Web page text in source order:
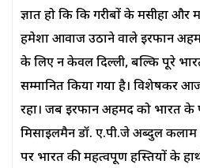
ज्ञात हो कि कि गरीबों के मसीहा
हमेशा आवाज उठाने वाले इरफान
के लिए न केवल दिल्ली, बल्कि पूरे
सम्मानित किया गया है। विशेषकर
रहा। जब इरफान अहमद को भारत के
मिसाइलमैन डॉ. ए.पी.जे अब्दुल
पर भारत की महत्वपूर्ण हस्तियों के